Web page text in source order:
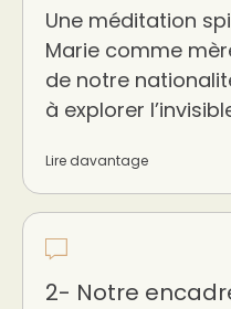
Une méditation
Marie comme
de notre
à explorer
Lire davantage
2- Notre